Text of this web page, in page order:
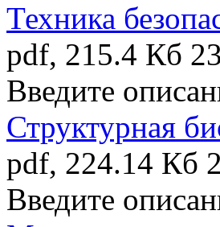
Техника
pdf, 215.4 Кб
Введите
Структурная
pdf, 224.14 Кб
Введите